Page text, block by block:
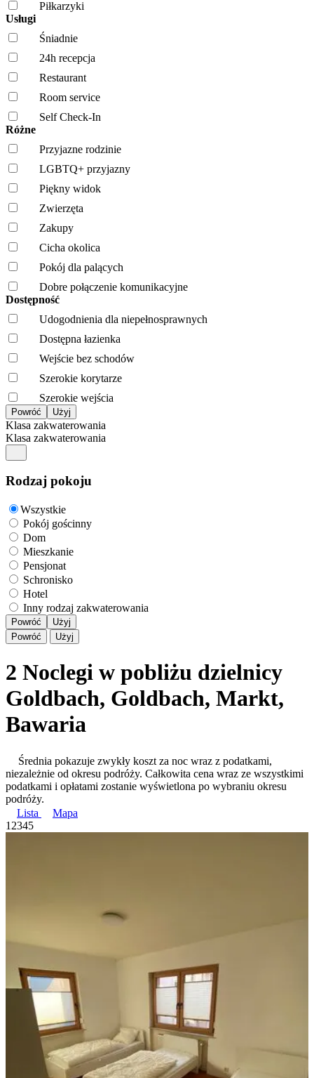
Piłkarzyki
Usługi
Śniadnie
24h recepcja
Restaurant
Room service
Self Check-In
Różne
Przyjazne rodzinie
LGBTQ+ przyjazny
Piękny widok
Zwierzęta
Zakupy
Cicha okolica
Pokój dla palących
Dobre połączenie komunikacyjne
Dostępność
Udogodnienia dla niepełnosprawnych
Dostępna łazienka
Wejście bez schodów
Szerokie korytarze
Szerokie wejścia
Klasa zakwaterowania
Klasa zakwaterowania
Rodzaj pokoju
Wszystkie
Pokój gościnny
Dom
Mieszkanie
Pensjonat
Schronisko
Hotel
Inny rodzaj zakwaterowania
Powróć
Użyj
Powróć
Użyj
2 Noclegi w pobliżu dzielnicy
Goldbach, Goldbach, Markt,
Bawaria
Średnia pokazuje zwykły koszt za noc wraz z podatkami,
niezależnie od okresu podróży. Całkowita cena wraz ze wszystkimi
podatkami i opłatami zostanie wyświetlona po wybraniu okresu
podróży.
Lista
Mapa
1 2345